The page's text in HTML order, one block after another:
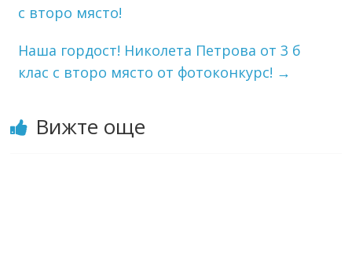
с второ място!
Наша гордост! Николета Петрова от 3 б
клас с второ място от фотоконкурс! →
Вижте още